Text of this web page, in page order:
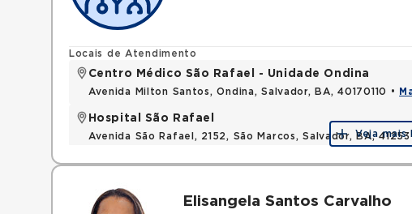
Locais de Atendimento
Centro Médico São Rafael - Unidade Ondina
Avenida Milton Santos, Ondina, Salvador, BA, 40170110 •
Hospital São Rafael
Avenida São Rafael, 2152, São Marcos, Salvador, BA,Veja mais
Elisangela Santos Carvalho